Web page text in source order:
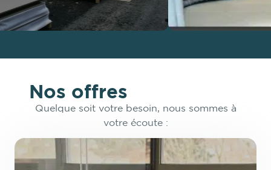
Nos offres
Quelque soit votre besoin, nous sommes à
votre écoute :